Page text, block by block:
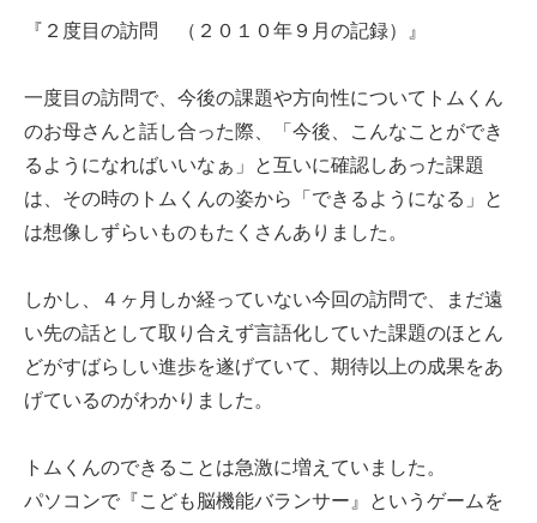
『２度目の訪問 （２０１０年９月の記録）』
一度目の訪問で、今後の課題や方向性についてトムくん
のお母さんと話し合った際、「今後、こんなことができ
るようになればいいなぁ」と互いに確認しあった課題
は、その時のトムくんの姿から「できるようになる」と
は想像しずらいものもたくさんありました。
しかし、４ヶ月しか経っていない今回の訪問で、まだ遠
い先の話として取り合えず言語化していた課題のほとん
どがすばらしい進歩を遂げていて、期待以上の成果をあ
げているのがわかりました。
トムくんのできることは急激に増えていました。
パソコンで『こども脳機能バランサー』というゲームを